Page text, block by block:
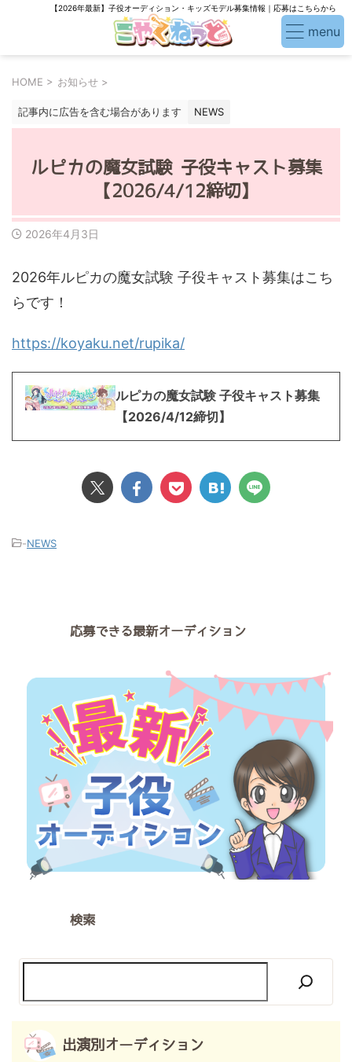
【2026年最新】子役オーディション・キッズモデル募集情報｜応募はこちらから
HOME > お知らせ >
記事内に広告を含む場合があります NEWS
ルピカの魔女試験 子役キャスト募集
【2026/4/12締切】
2026年4月3日
2026年ルピカの魔女試験 子役キャスト募集はこち
らです！
https://koyaku.net/rupika/
ルピカの魔女試験 子役キャスト募集
【2026/4/12締切】
-NEWS
応募できる最新オーディション
検索
出演別オーディション